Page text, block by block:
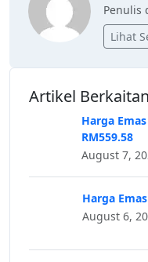
Penulis
Lihat
Artikel Berkaitan
Harga
RM559.58
August 7,
Harga
August 6,